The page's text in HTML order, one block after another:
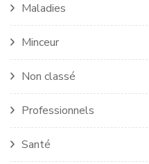
Maladies
Minceur
Non classé
Professionnels
Santé